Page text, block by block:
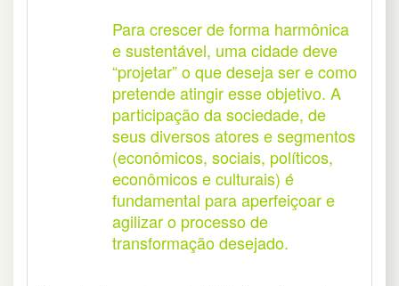
Para crescer de forma harmônica
e sustentável, uma cidade deve
“projetar” o que deseja ser e como
pretende atingir esse objetivo. A
participação da sociedade, de
seus diversos atores e segmentos
(econômicos, sociais, políticos,
econômicos e culturais) é
fundamental para aperfeiçoar e
agilizar o processo de
transformação desejado.